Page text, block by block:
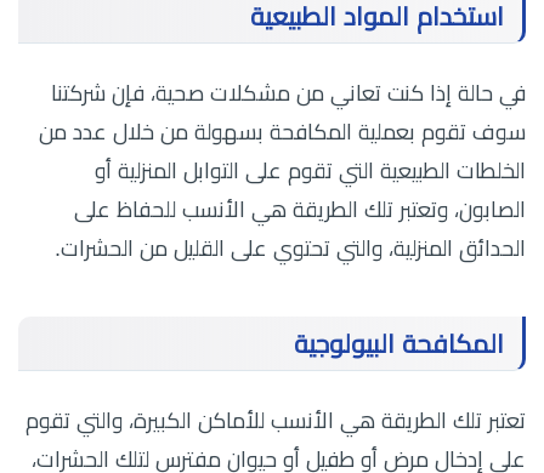
استخدام المواد الطبيعية
في حالة إذا كنت تعاني من مشكلات صحية، فإن شركتنا
سوف تقوم بعملية المكافحة بسهولة من خلال عدد من
الخلطات الطبيعية التي تقوم على التوابل المنزلية أو
الصابون، وتعتبر تلك الطريقة هي الأنسب للحفاظ على
الحدائق المنزلية، والتي تحتوي على القليل من الحشرات.
المكافحة البيولوجية
تعتبر تلك الطريقة هي الأنسب للأماكن الكبيرة، والتي تقوم
على إدخال مرض أو طفيل أو حيوان مفترس لتلك الحشرات،